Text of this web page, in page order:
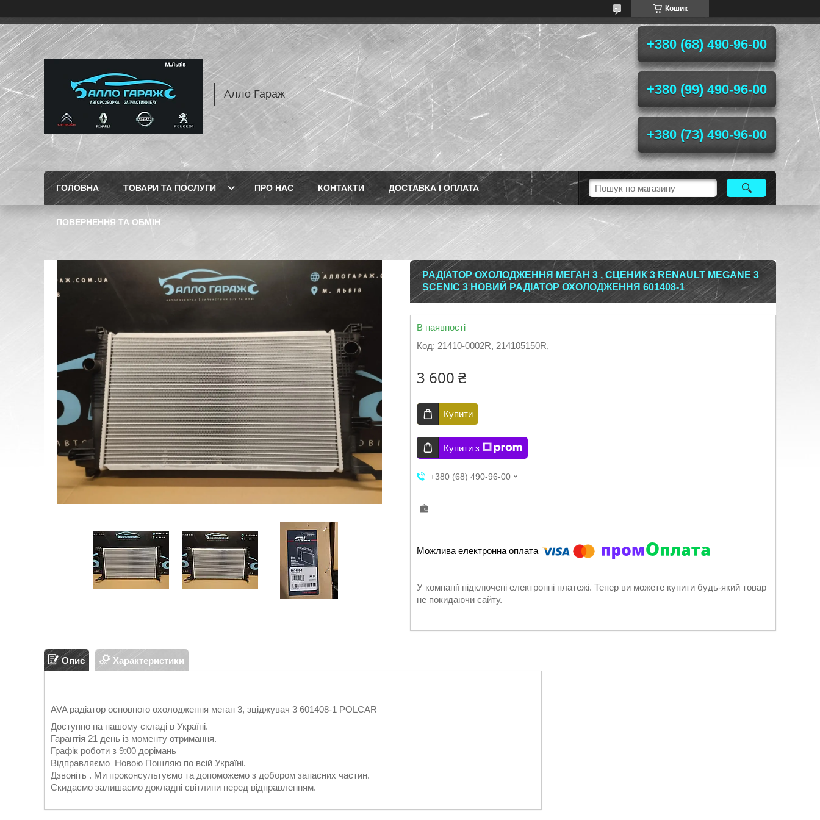
Кошик
Алло Гараж
+380 (68) 490-96-00
+380 (99) 490-96-00
+380 (73) 490-96-00
ГОЛОВНА ТОВАРИ ТА ПОСЛУГИ ПРО НАС КОНТАКТИ ДОСТАВКА І ОПЛАТА
ПОВЕРНЕННЯ ТА ОБМІН
РАДІАТОР ОХОЛОДЖЕННЯ МЕГАН 3 , СЦЕНИК 3 RENAULT MEGANE 3
SCENIC 3 НОВИЙ РАДІАТОР ОХОЛОДЖЕННЯ 601408-1
В наявності
Код: 21410-0002R, 214105150R,
3 600 ₴
Купити
Купити з
+380 (68) 490-96-00
У компанії підключені електронні платежі. Тепер ви можете купити будь-який товар
не покидаючи сайту.
Опис Характеристики
AVA радіатор основного охолодження меган 3, зціджувач 3 601408-1 POLCAR
Доступно на нашому складі в Україні.
Гарантія 21 день із моменту отримання.
Графік роботи з 9:00 дорімань
Відправляємо Новою Пошляю по всій Україні.
Дзвоніть . Ми проконсультуємо та допоможемо з добором запасних частин.
Скидаємо залишаємо докладні світлини перед відправленням.